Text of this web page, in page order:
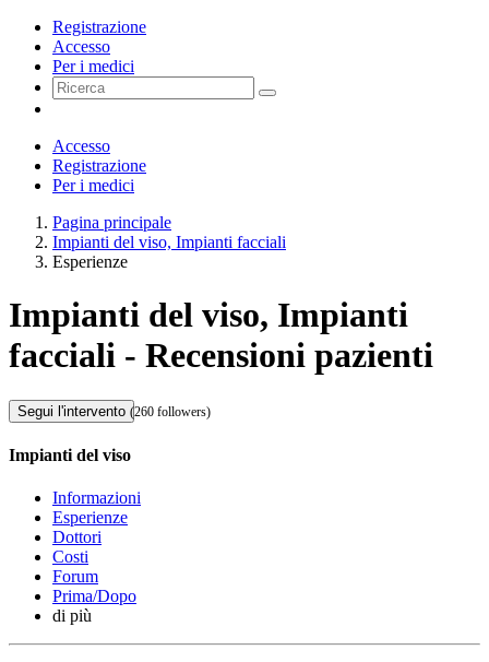
Registrazione
Accesso
Per i medici
Accesso
Registrazione
Per i medici
Pagina principale
Impianti del viso, Impianti facciali
Esperienze
Impianti del viso, Impianti
facciali - Recensioni pazienti
Segui l'intervento (260 followers)
Impianti del viso
Informazioni
Esperienze
Dottori
Costi
Forum
Prima/Dopo
di più